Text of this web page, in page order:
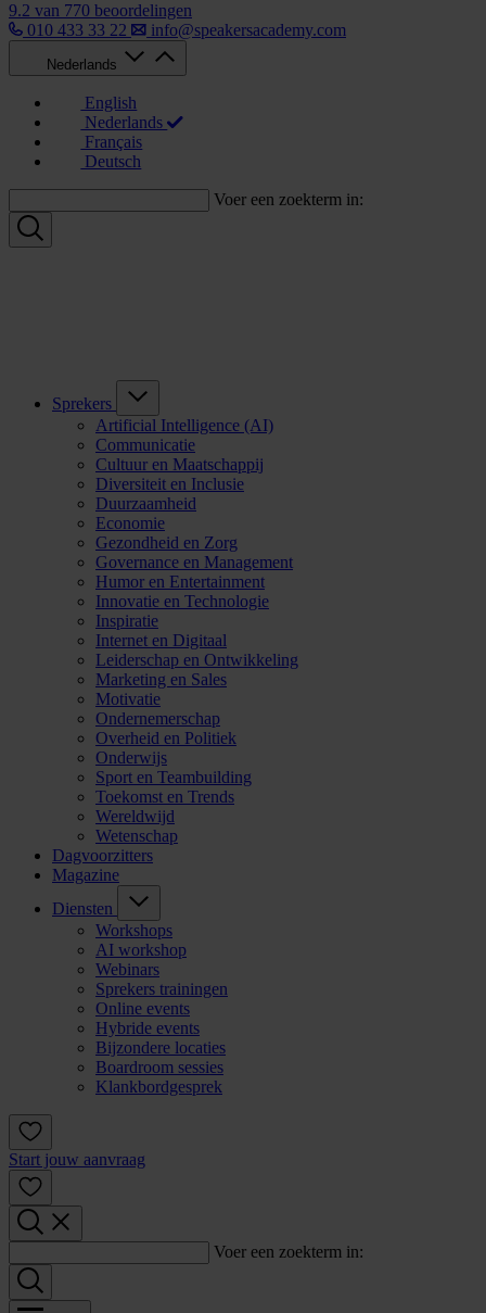
9.2 van 770 beoordelingen
010 433 33 22
info@speakersacademy.com
Nederlands
English
Nederlands
Français
Deutsch
Voer een zoekterm in:
Sprekers
Artificial Intelligence (AI)
Communicatie
Cultuur en Maatschappij
Diversiteit en Inclusie
Duurzaamheid
Economie
Gezondheid en Zorg
Governance en Management
Humor en Entertainment
Innovatie en Technologie
Inspiratie
Internet en Digitaal
Leiderschap en Ontwikkeling
Marketing en Sales
Motivatie
Ondernemerschap
Overheid en Politiek
Onderwijs
Sport en Teambuilding
Toekomst en Trends
Wereldwijd
Wetenschap
Dagvoorzitters
Magazine
Diensten
Workshops
AI workshop
Webinars
Sprekers trainingen
Online events
Hybride events
Bijzondere locaties
Boardroom sessies
Klankbordgesprek
Start jouw aanvraag
Voer een zoekterm in: